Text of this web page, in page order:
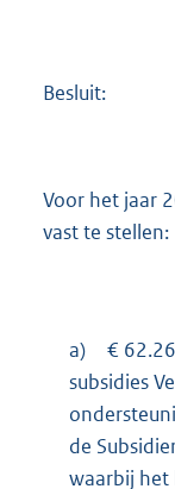
Besluit:
Voor het jaar
vast te stellen:
a)
€
subsidies
de
waarbij het